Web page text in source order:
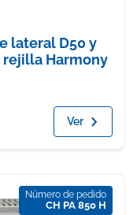
lateral D50 y
rejilla Harmony
Ver
Número de pedido
CH PA 850 H